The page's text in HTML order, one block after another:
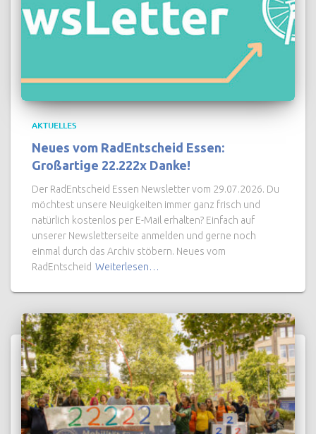
AKTUELLES
Neues vom RadEntscheid Essen:
Großartige 22.222x Danke!
Der RadEntscheid Essen Newsletter vom 29.07.2026. Du
möchtest unsere Neuigkeiten immer ganz frisch und
natürlich kostenlos per E-Mail erhalten? Einfach auf
unserer Newsletterseite anmelden und gerne noch
einmal durch das Archiv stöbern. Neues vom
RadEntscheid Weiterlesen…